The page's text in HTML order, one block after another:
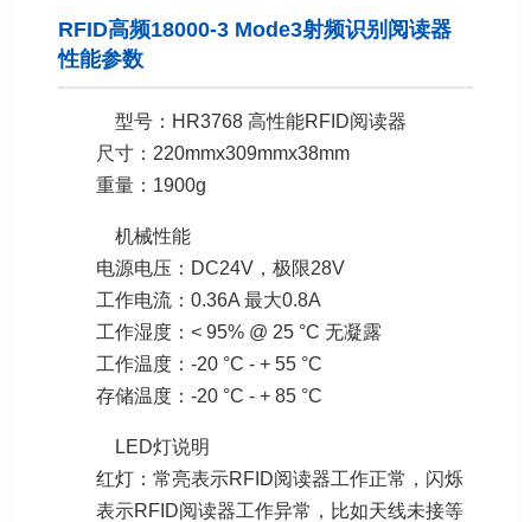
RFID高频18000-3 Mode3射频识别阅读器
性能参数
型号：HR3768 高性能RFID阅读器
尺寸：220mmx309mmx38mm
重量：1900g
机械性能
电源电压：DC24V，极限28V
工作电流：0.36A 最大0.8A
工作湿度：< 95% @ 25 °C 无凝露
工作温度：-20 °C - + 55 °C
存储温度：-20 °C - + 85 °C
LED灯说明
红灯：常亮表示RFID阅读器工作正常，闪烁
表示RFID阅读器工作异常，比如天线未接等